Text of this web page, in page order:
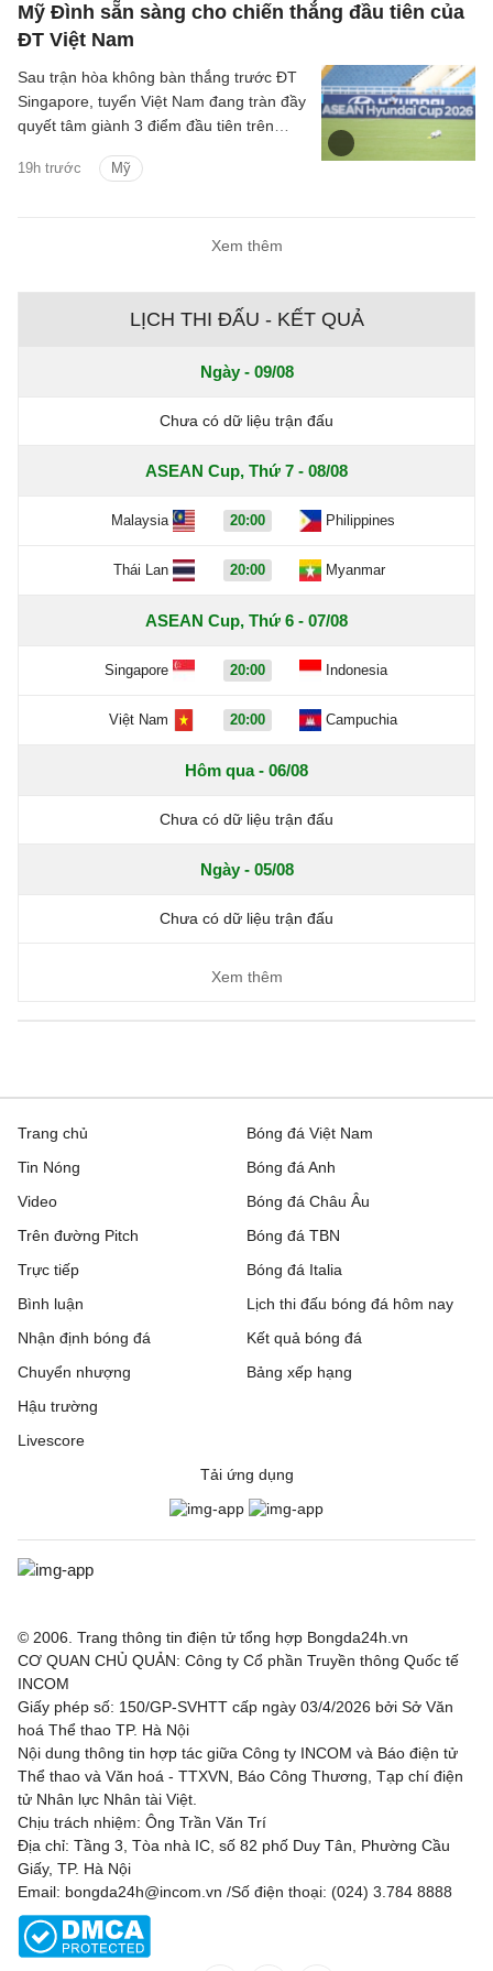
Mỹ Đình sẵn sàng cho chiến thắng đầu tiên của
ĐT Việt Nam
19h trước Mỹ
Sau trận hòa không bàn thắng trước ĐT
Singapore, tuyển Việt Nam đang tràn đầy
quyết tâm giành 3 điểm đầu tiên trên
Xem thêm
LỊCH THI ĐẤU - KẾT QUẢ
Ngày - 09/08
Chưa có dữ liệu trận đấu
ASEAN Cup, Thứ 7 - 08/08
Malaysia 20:00 Philippines
Thái Lan 20:00 Myanmar
ASEAN Cup, Thứ 6 - 07/08
Singapore 20:00 Indonesia
Việt Nam 20:00 Campuchia
Hôm qua - 06/08
Chưa có dữ liệu trận đấu
Ngày - 05/08
Chưa có dữ liệu trận đấu
Xem thêm
Trang chủ
Tin Nóng
Video
Trên đường Pitch
Trực tiếp
Bóng đá Việt Nam
Bóng đá Anh
Bóng đá Châu Âu
Bóng đá TBN
Bóng đá Italia
Bình luận
Nhận định bóng đá
Chuyển nhượng
Hậu trường
Livescore
Lịch thi đấu bóng đá hôm nay
Kết quả bóng đá
Bảng xếp hạng
Tải ứng dụng
© 2006. Trang thông tin điện tử tổng hợp Bongda24h.vn
CƠ QUAN CHỦ QUẢN: Công ty Cổ phần Truyền thông Quốc tế
INCOM
Giấy phép số: 150/GP-SVHTT cấp ngày 03/4/2026 bởi Sở Văn
hoá Thể thao TP. Hà Nội
Nội dung thông tin hợp tác giữa Công ty INCOM và Báo điện tử
Thể thao và Văn hoá - TTXVN, Báo Công Thương, Tạp chí điện
tử Nhân lực Nhân tài Việt.
Chịu trách nhiệm: Ông Trần Văn Trí
Địa chỉ: Tầng 3, Tòa nhà IC, số 82 phố Duy Tân, Phường Cầu
Giấy, TP. Hà Nội
Email: bongda24h@incom.vn /Số điện thoại: (024) 3.784 8888